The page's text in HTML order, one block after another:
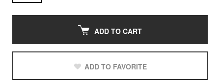
ADD TO CART
ADD TO FAVORITE